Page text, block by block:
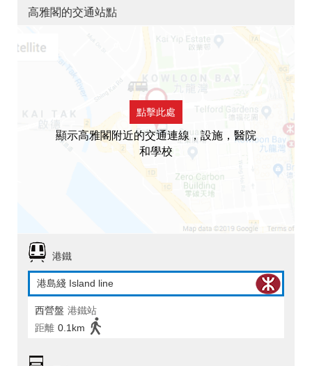
高雅閣的交通站點
點擊此處
顯示高雅閣附近的交通連線，設施，醫院
和學校
港鐵
港島綫 Island line
西營盤 港鐵站
距離 0.1km